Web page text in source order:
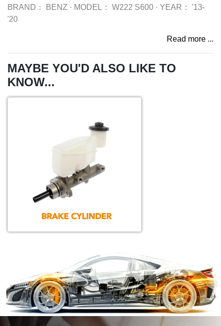
BRAND：
BENZ · MODEL： W222 S600 · YEAR：
'13-
'20
Read more ...
MAYBE YOU'D ALSO LIKE TO
KNOW...